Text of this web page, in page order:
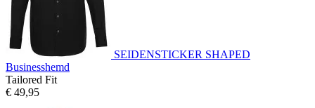
SEIDENSTICKER SHAPED
Businesshemd
Tailored Fit
€ 49,95